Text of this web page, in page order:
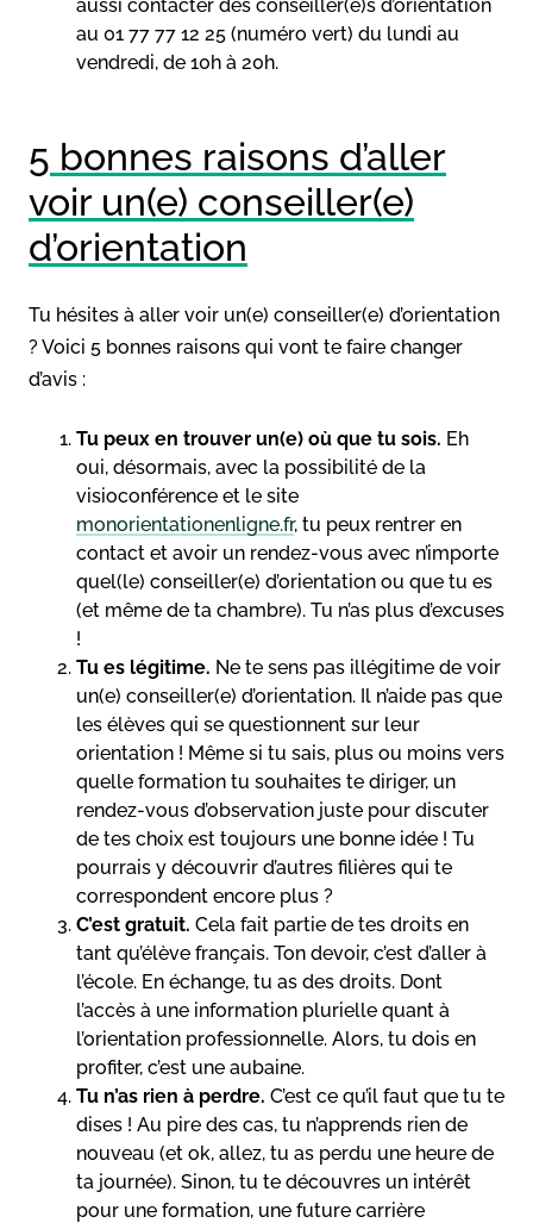
aussi contacter des conseiller(e)s d’orientation
au 01 77 77 12 25 (numéro vert) du lundi au
vendredi, de 10h à 20h.
5 bonnes raisons d’aller
voir un(e) conseiller(e)
d’orientation
Tu hésites à aller voir un(e) conseiller(e) d’orientation
? Voici 5 bonnes raisons qui vont te faire changer
d’avis :
Tu peux en trouver un(e) où que tu sois. Eh
oui, désormais, avec la possibilité de la
visioconférence et le site
monorientationenligne.fr, tu peux rentrer en
contact et avoir un rendez-vous avec n’importe
quel(le) conseiller(e) d’orientation ou que tu es
(et même de ta chambre). Tu n’as plus d’excuses
!
Tu es légitime. Ne te sens pas illégitime de voir
un(e) conseiller(e) d’orientation. Il n’aide pas que
les élèves qui se questionnent sur leur
orientation ! Même si tu sais, plus ou moins vers
quelle formation tu souhaites te diriger, un
rendez-vous d’observation juste pour discuter
de tes choix est toujours une bonne idée ! Tu
pourrais y découvrir d’autres filières qui te
correspondent encore plus ?
C’est gratuit. Cela fait partie de tes droits en
tant qu’élève français. Ton devoir, c’est d’aller à
l’école. En échange, tu as des droits. Dont
l’accès à une information plurielle quant à
l’orientation professionnelle. Alors, tu dois en
profiter, c’est une aubaine.
Tu n’as rien à perdre. C’est ce qu’il faut que tu te
dises ! Au pire des cas, tu n’apprends rien de
nouveau (et ok, allez, tu as perdu une heure de
ta journée). Sinon, tu te découvres un intérêt
pour une formation, une future carrière